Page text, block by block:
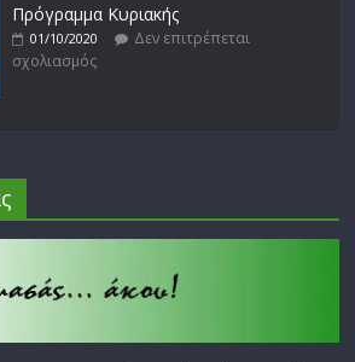
Πρόγραμμα Κυριακής
01/10/2020
Δεν επιτρέπεται
σχολιασμός